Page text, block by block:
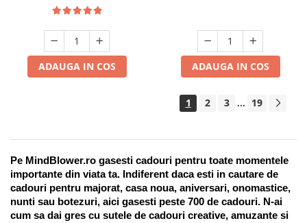
ADAUGA IN COS ADAUGA IN COS
1 2 3 ... 19
Pe MindBlower.ro gasesti cadouri pentru toate momentele
importante din viata ta. Indiferent daca esti in cautare de
cadouri pentru majorat, casa noua, aniversari, onomastice,
nunti sau botezuri, aici gasesti peste 700 de cadouri. N-ai
cum sa dai gres cu sutele de cadouri creative, amuzante si